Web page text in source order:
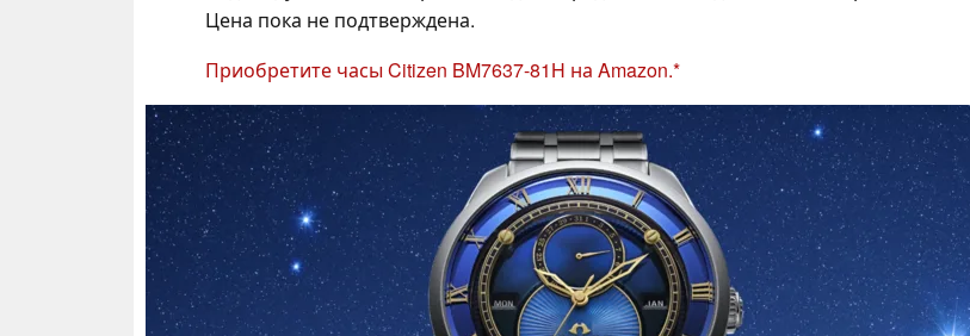
Цена пока не подтверждена.
Приобретите часы Citizen BM7637-81H на Amazon.